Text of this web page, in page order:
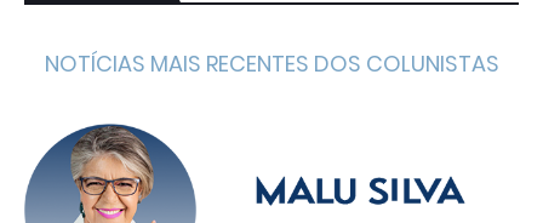
NOTÍCIAS MAIS RECENTES DOS COLUNISTAS